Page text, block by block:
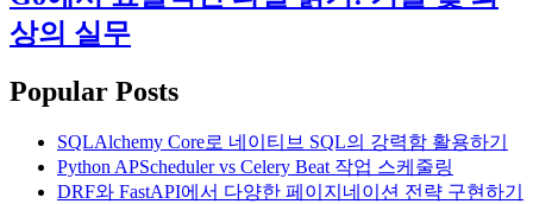
상의 실무
Popular Posts
SQLAlchemy Core로 네이티브 SQL의 강력함 활용하기
Python APScheduler vs Celery Beat 작업 스케줄링
DRF와 FastAPI에서 다양한 페이지네이션 전략 구현하기